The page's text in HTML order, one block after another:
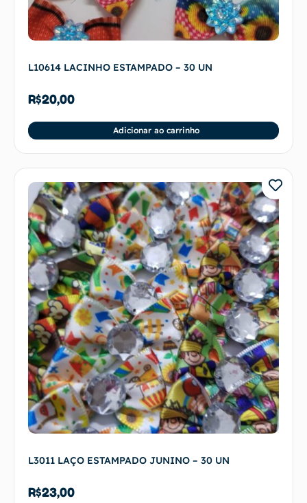
L10614 LACINHO ESTAMPADO – 30 UN
R$20,00
Adicionar ao carrinho
L3011 LAÇO ESTAMPADO JUNINO – 30 UN
R$23,00